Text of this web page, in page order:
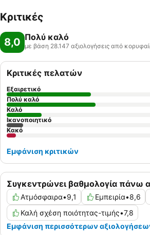
Κριτικές
8,0 Πολύ καλό
με βάση 28.147 αξιολογήσεις από
Συγκεντρώνει βαθμολογία πάνω
Ατμόσφαιρα•9,1 Εμπειρία•8,6
Καλή σχέση ποιότητας-τιμής•7,8
Εμφάνιση περισσότερων
Κριτικές πελατών
Εξαιρετικό
Πολύ καλό
Καλό
Ικανοποιητικό
Κακό
Εμφάνιση κριτικών